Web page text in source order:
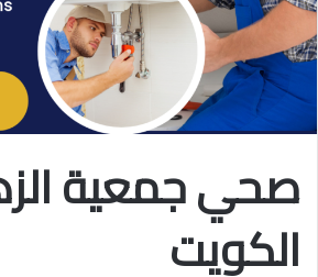
صحي جمعية
الكويت